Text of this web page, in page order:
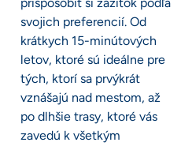
prispôsobiť si zážitok podľa
svojich preferencií. Od
krátkych 15-minútových
letov, ktoré sú ideálne pre
tých, ktorí sa prvýkrát
vznášajú nad mestom, až
po dlhšie trasy, ktoré vás
zavedú k všetkým